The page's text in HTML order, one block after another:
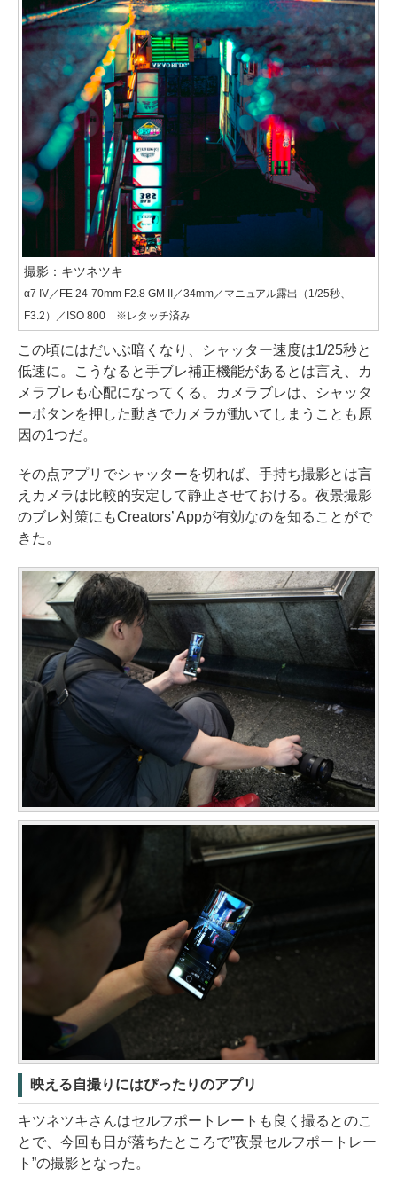
撮影：キツネツキ
α7 IV／FE 24-70mm F2.8 GM II／34mm／マニュアル露出（1/25秒、
F3.2）／ISO 800 ※レタッチ済み
この頃にはだいぶ暗くなり、シャッター速度は1/25秒と
低速に。こうなると手ブレ補正機能があるとは言え、カ
メラブレも心配になってくる。カメラブレは、シャッタ
ーボタンを押した動きでカメラが動いてしまうことも原
因の1つだ。
その点アプリでシャッターを切れば、手持ち撮影とは言
えカメラは比較的安定して静止させておける。夜景撮影
のブレ対策にもCreators’ Appが有効なのを知ることがで
きた。
映える自撮りにはぴったりのアプリ
キツネツキさんはセルフポートレートも良く撮るとのこ
とで、今回も日が落ちたところで”夜景セルフポートレー
ト”の撮影となった。